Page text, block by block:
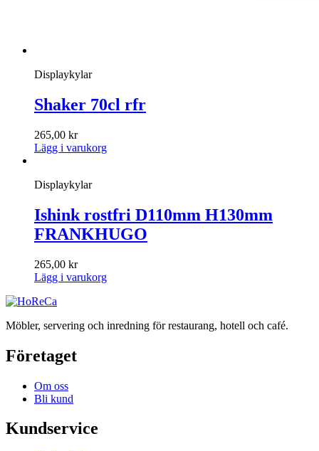
Displaykylar
Shaker 70cl rfr
265,00 kr
Lägg i varukorg
Displaykylar
Ishink rostfri D110mm H130mm
FRANKHUGO
265,00 kr
Lägg i varukorg
Möbler, servering och inredning för restaurang, hotell och café.
Företaget
Om oss
Bli kund
Kundservice